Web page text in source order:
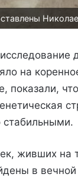
на
показали,
стабильными.
живших на
в